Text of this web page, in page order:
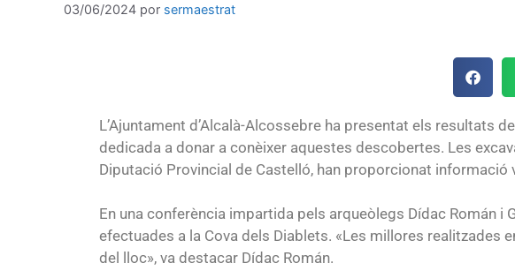
03/06/2024 por sermaestrat
L’Ajuntament d’Alcalà-Alcossebre ha presentat els resultats
dedicada a donar a conèixer aquestes descobertes. Les
Diputació Provincial de Castelló, han proporcionat informació
En una conferència impartida pels arqueòlegs Dídac Román
efectuades a la Cova dels Diablets. «Les millores realitzades
del lloc», va destacar Dídac Román.